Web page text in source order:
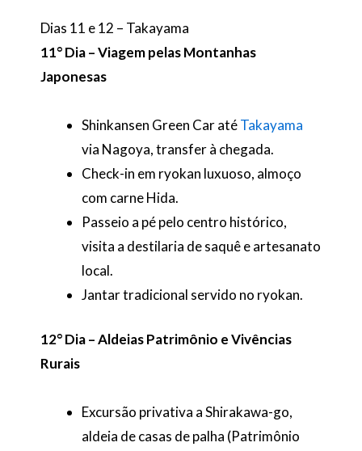
Dias 11 e 12 – Takayama
11° Dia – Viagem pelas Montanhas
Japonesas
Shinkansen Green Car atéTakayama
via Nagoya, transfer à chegada.
Check-in em ryokan luxuoso, almoço
com carne Hida.
Passeio a pé pelo centro histórico,
visita a destilaria de saquê e artesanato
local.
Jantar tradicional servido no ryokan.
12° Dia – Aldeias Patrimônio e Vivências
Rurais
Excursão privativa a Shirakawa-go,
aldeia de casas de palha (Patrimônio